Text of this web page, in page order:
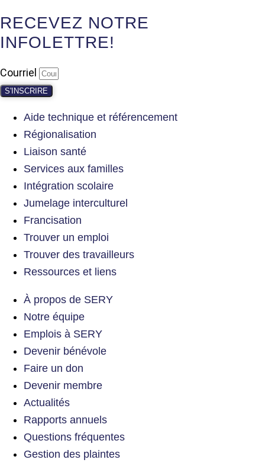
RECEVEZ NOTRE
INFOLETTRE!
Courriel
S'INSCRIRE
Aide technique et référencement
Régionalisation
Liaison santé
Services aux familles
Intégration scolaire
Jumelage interculturel
Francisation
Trouver un emploi
Trouver des travailleurs
Ressources et liens
À propos de SERY
Notre équipe
Emplois à SERY
Devenir bénévole
Faire un don
Devenir membre
Actualités
Rapports annuels
Questions fréquentes
Gestion des plaintes